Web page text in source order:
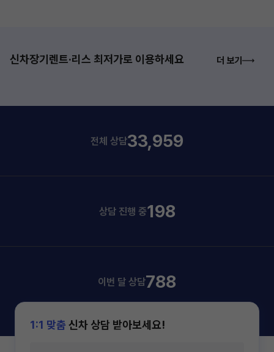
신차장기렌트·리스 최저가로 이용하세요 더 보기
전체 상담33,959
상담 진행 중198
이번 달 상담788
1:1 맞춤 신차 상담 받아보세요!